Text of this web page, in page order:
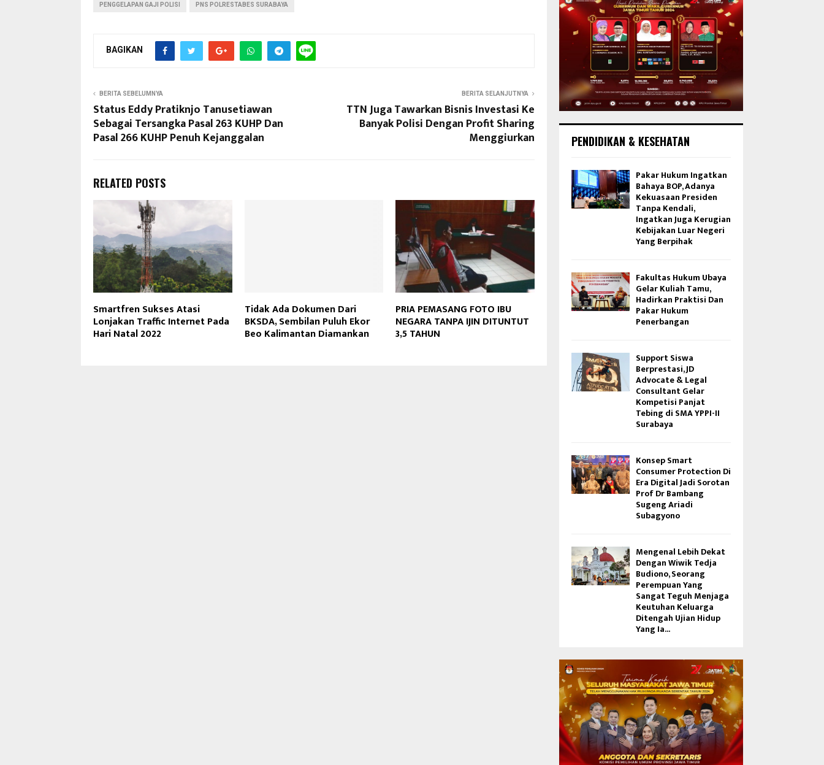
PENGGELAPAN GAJI POLISI PNS POLRESTABES SURABAYA
BAGIKAN
BERITA SEBELUMNYA
Status Eddy Pratiknjo Tanusetiawan
Sebagai Tersangka Pasal 263 KUHP Dan
Pasal 266 KUHP Penuh Kejanggalan
BERITA SELANJUTNYA
TTN Juga Tawarkan Bisnis Investasi Ke
Banyak Polisi Dengan Profit Sharing
Menggiurkan
RELATED POSTS
Smartfren Sukses Atasi
Lonjakan Traffic Internet Pada
Hari Natal 2022
Tidak Ada Dokumen Dari
BKSDA, Sembilan Puluh Ekor
Beo Kalimantan Diamankan
PRIA PEMASANG FOTO IBU
NEGARA TANPA IJIN DITUNTUT
3,5 TAHUN
PENDIDIKAN & KESEHATAN
Pakar Hukum Ingatkan
Bahaya BOP, Adanya
Kekuasaan Presiden
Tanpa Kendali,
Ingatkan Juga Kerugian
Kebijakan Luar Negeri
Yang Berpihak
Fakultas Hukum Ubaya
Gelar Kuliah Tamu,
Hadirkan Praktisi Dan
Pakar Hukum
Penerbangan
Support Siswa
Berprestasi, JD
Advocate & Legal
Consultant Gelar
Kompetisi Panjat
Tebing di SMA YPPI-II
Surabaya
Konsep Smart
Consumer Protection Di
Era Digital Jadi Sorotan
Prof Dr Bambang
Sugeng Ariadi
Subagyono
Mengenal Lebih Dekat
Dengan Wiwik Tedja
Budiono, Seorang
Perempuan Yang
Sangat Teguh Menjaga
Keutuhan Keluarga
Ditengah Ujian Hidup
Yang Ia...